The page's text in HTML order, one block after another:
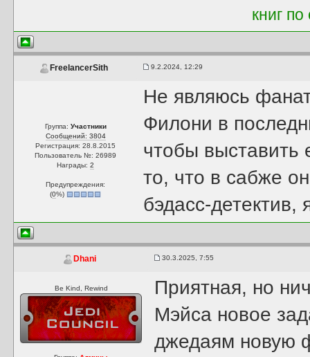
книг
FreelancerSith 9.2.2024, 12:29
Группа: Участники
Сообщений: 3804
Регистрация: 28.8.2015
Пользователь №: 26989
Награды:2
Предупреждения:
(0%)
Не являюсь
Филони в
чтобы выставить
то, что в сабже
бэдасс-детектив,
Dhani 30.3.2025, 7:55
Be Kind, Rewind
Приятная, но
Мэйса новое
джедаям новую